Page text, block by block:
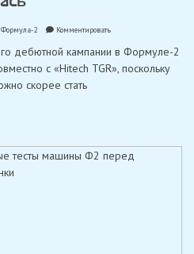
Формула-2 Комментироватьon
рад
возможностям
началась
дебютной кампании в Формуле-2
с «Hitech TGR», поскольку
скорее стать